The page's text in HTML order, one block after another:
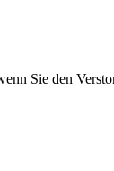
Sie den